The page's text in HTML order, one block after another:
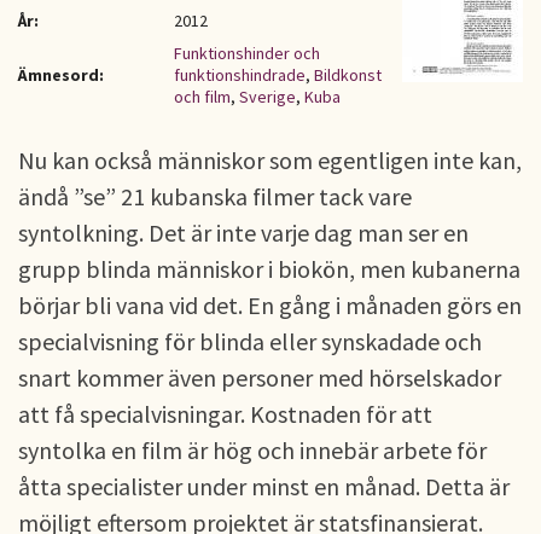
År:
2012
Ämnesord:
Funktionshinder och
funktionshindrade, Bildkonst
och film, Sverige, Kuba
Nu kan också människor som egentligen inte kan,
ändå ”se” 21 kubanska filmer tack vare
syntolkning. Det är inte varje dag man ser en
grupp blinda människor i biokön, men kubanerna
börjar bli vana vid det. En gång i månaden görs en
specialvisning för blinda eller synskadade och
snart kommer även personer med hörselskador
att få specialvisningar. Kostnaden för att
syntolka en film är hög och innebär arbete för
åtta specialister under minst en månad. Detta är
möjligt eftersom projektet är statsfinansierat.